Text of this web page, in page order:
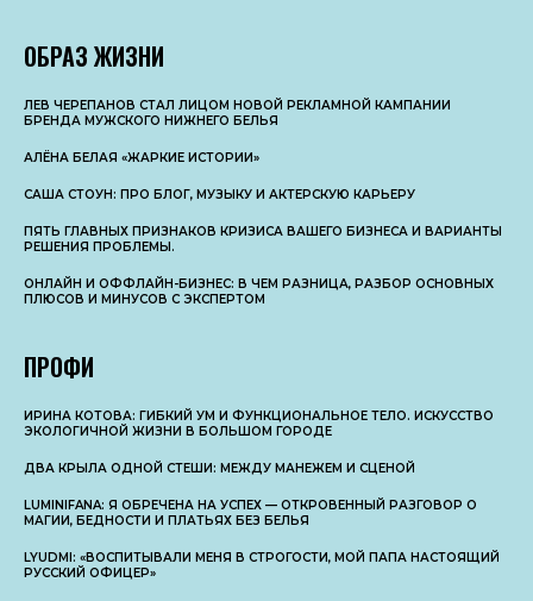
ОБРАЗ ЖИЗНИ
ЛЕВ ЧЕРЕПАНОВ СТАЛ ЛИЦОМ НОВОЙ РЕКЛАМНОЙ КАМПАНИИ
БРЕНДА МУЖСКОГО НИЖНЕГО БЕЛЬЯ
АЛЁНА БЕЛАЯ «ЖАРКИЕ ИСТОРИИ»
САША СТОУН: ПРО БЛОГ, МУЗЫКУ И АКТЕРСКУЮ КАРЬЕРУ
ПЯТЬ ГЛАВНЫХ ПРИЗНАКОВ КРИЗИСА ВАШЕГО БИЗНЕСА И ВАРИАНТЫ
РЕШЕНИЯ ПРОБЛЕМЫ.
ОНЛАЙН И ОФФЛАЙН-БИЗНЕС: В ЧЕМ РАЗНИЦА, РАЗБОР ОСНОВНЫX
ПЛЮСОВ И МИНУСОВ С ЭКСПЕРТОМ
ПРОФИ
ИРИНА КОТОВА: ГИБКИЙ УМ И ФУНКЦИОНАЛЬНОЕ ТЕЛО. ИСКУССТВО
ЭКОЛОГИЧНОЙ ЖИЗНИ В БОЛЬШОМ ГОРОДЕ
ДВА КРЫЛА ОДНОЙ СТЕШИ: МЕЖДУ МАНЕЖЕМ И СЦЕНОЙ
LUMINIFANA: Я ОБРЕЧЕНА НА УСПЕХ — ОТКРОВЕННЫЙ РАЗГОВОР О
МАГИИ, БЕДНОСТИ И ПЛАТЬЯХ БЕЗ БЕЛЬЯ
LYUDMI: «ВОСПИТЫВАЛИ МЕНЯ В СТРОГОСТИ, МОЙ ПАПА НАСТОЯЩИЙ
РУССКИЙ ОФИЦЕР»